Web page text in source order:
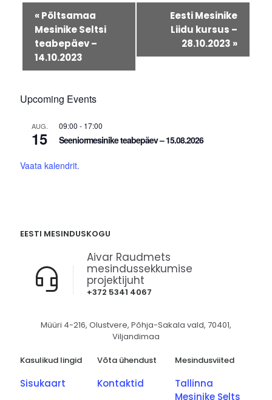
Sündmus
Navigatsioon
«Põltsamaa
Mesinike Seltsi
teabepäev –
14.10.2023
Eesti Mesinike
Liidu kursus –
28.10.2023 »
Upcoming Events
AUG.
15
09:00 - 17:00
Seeniormesinike teabepäev – 15.08.2026
Vaata kalendrit.
EESTI MESINDUSKOGU
+372 5341 4067
Aivar Raudmets
mesindussekkumise
projektijuht
Müüri 4-216, Olustvere, Põhja-Sakala vald, 70401,
Viljandimaa
Kasulikud lingid
Sisukaart
Võta ühendust
Kontaktid
Mesindusviited
Tallinna
Mesinike Selts